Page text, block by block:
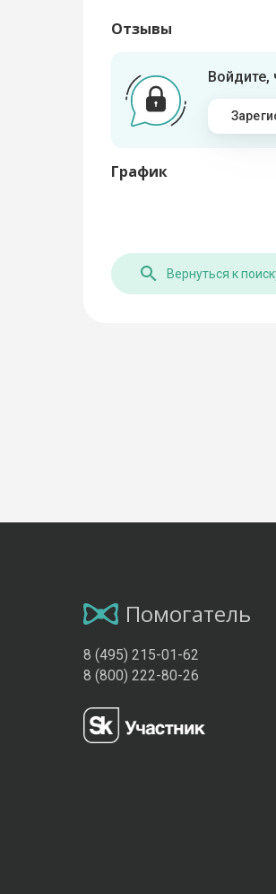
Отзывы
Войдите,
График
Вернуться к
Помогатель
8 (495) 215-01-62
8 (800) 222-80-26